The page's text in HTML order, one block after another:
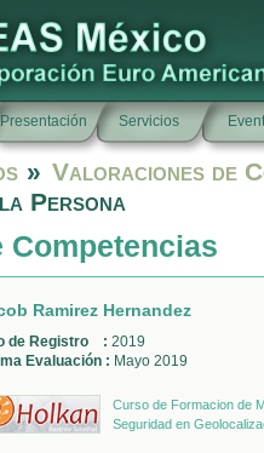
Presentación Servicios
» Valoraciones de
Persona
Competencias
Ramirez Hernandez
de Registro : 2019
Evaluación : Mayo 2019
Curso de Formacion de
Seguridad en